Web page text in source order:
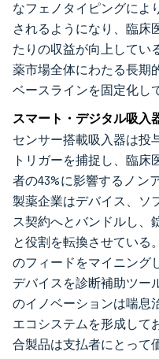
なフェノタイピングによ
されるようになり、臨床
たりの収益が向上してい
薬市場全体にわたる長期
ベースラインを固定化し
スマート・デジタル吸入
センサー搭載吸入器は投
トリガーを捕捉し、臨
者の43%に影響するノン
製薬企業はデバイス、ソ
ス契約へとバンドルし、
と役割を転換させている
のフィードをマイニング
デバイスを診断補助ツー
のイノベーションは喘息
エコシステムを形成して
合製品は支払者にとって